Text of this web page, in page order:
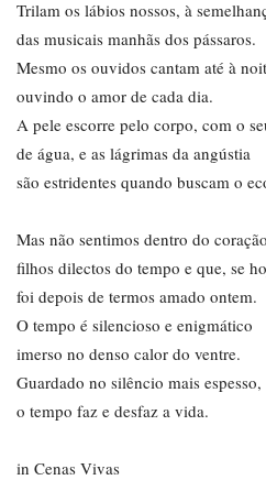
Trilam os lábios nossos, à
das musicais manhãs dos pássaros.
Mesmo os ouvidos cantam até à
ouvindo o amor de cada dia.
A pele escorre pelo corpo, com o
de água, e as lágrimas da angústia
são estridentes quando buscam o
Mas não sentimos dentro do
filhos dilectos do tempo e que, se
foi depois de termos amado ontem.
O tempo é silencioso e enigmático
imerso no denso calor do ventre.
Guardado no silêncio mais espesso,
o tempo faz e desfaz a vida.
in Cenas Vivas